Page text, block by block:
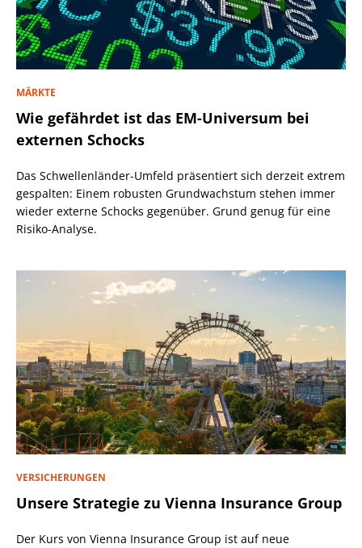
MÄRKTE
Wie gefährdet ist das EM-Universum bei
externen Schocks
Das Schwellenländer-Umfeld präsentiert sich derzeit extrem
gespalten: Einem robusten Grundwachstum stehen immer
wieder externe Schocks gegenüber. Grund genug für eine
Risiko-Analyse.
VERSICHERUNGEN
Unsere Strategie zu Vienna Insurance Group
Der Kurs von Vienna Insurance Group ist auf neue